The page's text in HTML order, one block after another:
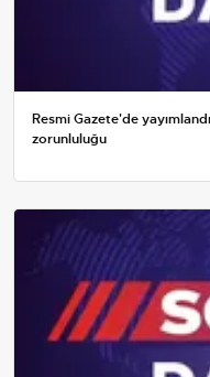
Resmi Gazete'de
zorunluluğu